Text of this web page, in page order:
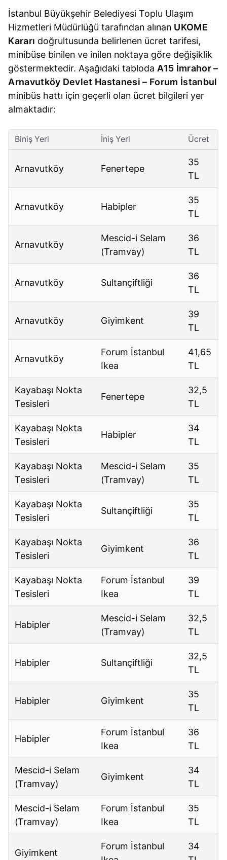
İstanbul Büyükşehir Belediyesi Toplu Ulaşım
Hizmetleri Müdürlüğü tarafından alınan UKOME
Kararı doğrultusunda belirlenen ücret tarifesi,
minibüse binilen ve inilen noktaya göre değişiklik
göstermektedir. Aşağıdaki tabloda A15 İmrahor –
Arnavutköy Devlet Hastanesi – Forum İstanbul
minibüs hattı için geçerli olan ücret bilgileri yer
almaktadır:
Biniş Yeri İniş Yeri Ücret
Arnavutköy Fenertepe
35
TL
Arnavutköy Habipler
35
TL
Arnavutköy
Mescid-i Selam
(Tramvay)
36
TL
Arnavutköy Sultançiftliği
36
TL
Arnavutköy Giyimkent
39
TL
Arnavutköy
Forum İstanbul
Ikea
41,65
TL
Kayabaşı Nokta
Tesisleri
Fenertepe
32,5
TL
Kayabaşı Nokta
Tesisleri
Habipler
34
TL
Kayabaşı Nokta
Tesisleri
Mescid-i Selam
(Tramvay)
35
TL
Kayabaşı Nokta
Tesisleri
Sultançiftliği
35
TL
Kayabaşı Nokta
Tesisleri
Giyimkent
36
TL
Kayabaşı Nokta
Tesisleri
Forum İstanbul
Ikea
39
TL
Habipler
Mescid-i Selam
(Tramvay)
32,5
TL
Habipler Sultançiftliği
32,5
TL
Habipler Giyimkent
35
TL
Habipler
Forum İstanbul
Ikea
36
TL
Mescid-i Selam
(Tramvay)
Giyimkent
34
TL
Mescid-i Selam
(Tramvay)
Forum İstanbul
Ikea
35
TL
Giyimkent
Forum İstanbul
34